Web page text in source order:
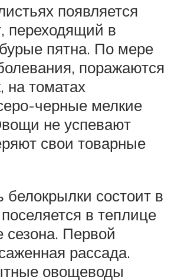
появляется
переходящий в
пятна. По мере
поражаются
на томатах
черные мелкие
не успевают
свои товарные
белокрылки состоит в
в теплице
сезона. Первой
рассада.
овощеводы